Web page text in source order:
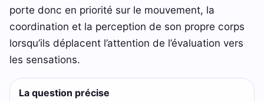
porte donc en priorité sur le mouvement, la
coordination et la perception de son propre corps
lorsqu’ils déplacent l’attention de l’évaluation vers
les sensations.
La question précise